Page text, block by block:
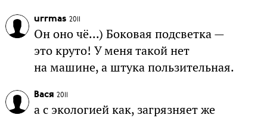
urrmas 2011
Он оно чё...) Боковая подсветка —
это круто! У меня такой нет
на машине, а штука пользительная.
Вася 2011
а с экологией как, загрязняет же